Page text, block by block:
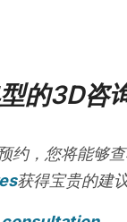
的3D咨
约，您将能够
获得宝贵的建议